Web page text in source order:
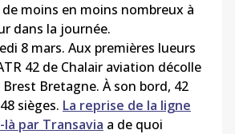
de moins en moins nombreux à
dans la journée.
8 mars. Aux premières lueurs
42 de Chalair aviation décolle
Brest Bretagne. À son bord, 42
sièges. La reprise de la ligne
par Transavia a de quoi